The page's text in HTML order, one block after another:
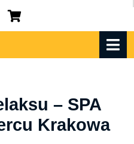
shopping
cart
– SPA
Krakowa